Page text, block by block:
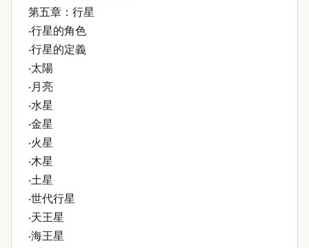
第五章：行星
‧行星的角色
‧行星的定義
‧太陽
‧月亮
‧水星
‧金星
‧火星
‧木星
‧土星
‧世代行星
‧天王星
‧海王星